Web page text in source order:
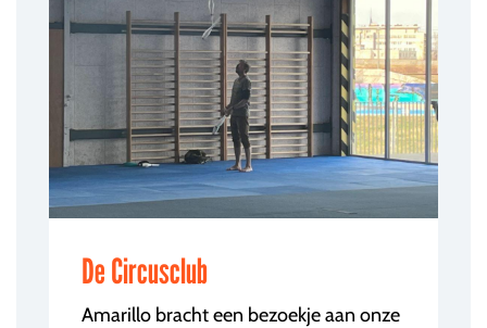
De Circusclub
Amarillo bracht een bezoekje aan onze